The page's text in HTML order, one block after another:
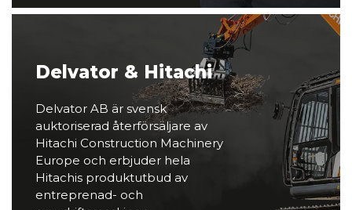
Delvator & Hitachi
Delvator AB är svensk
auktoriserad återförsäljare av
Hitachi Construction Machinery
Europe och erbjuder hela
Hitachis produktutbud av
entreprenad- och